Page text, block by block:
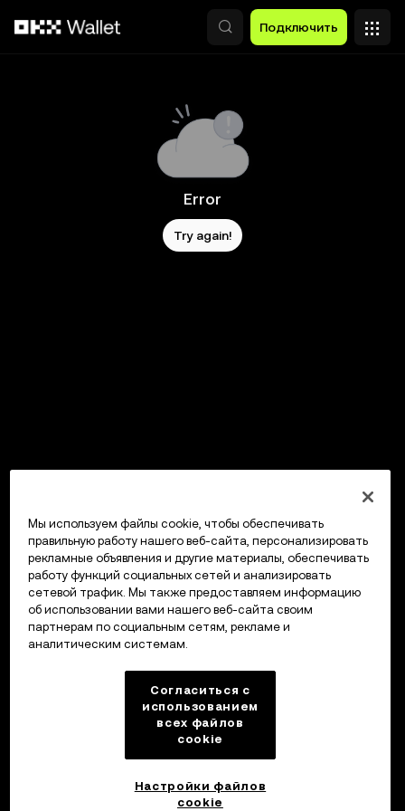
Подключить
Error
Try again!
Мы используем файлы cookie, чтобы обеспечивать
правильную работу нашего веб-сайта, персонализировать
рекламные объявления и другие материалы, обеспечивать
работу функций социальных сетей и анализировать
сетевой трафик. Мы также предоставляем информацию
об использовании вами нашего веб-сайта своим
партнерам по социальным сетям, рекламе и
аналитическим системам.
Согласиться с
использованием
всех файлов
cookie
Настройки файлов
cookie